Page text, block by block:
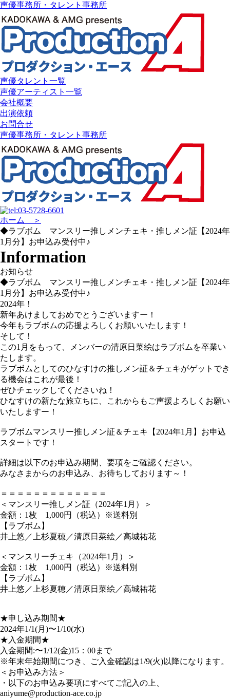
声優事務所・タレント事務所
声優タレント一覧
声優アーティスト一覧
会社概要
出演依頼
お問合せ
声優事務所・タレント事務所
ホーム ＞
◆ラブボム マンスリー推しメンチェキ・推しメン証【2024年
1月分】お申込み受付中♪
Information
お知らせ
◆ラブボム マンスリー推しメンチェキ・推しメン証【2024年
1月分】お申込み受付中♪
2024年！
新年あけましておめでとうございますー！
今年もラブボムの応援よろしくお願いいたします！
そして！
この1月をもって、メンバーの清原日菜絵はラブボムを卒業い
たします。
ラブボムとしてのひなすけの推しメン証＆チェキがゲットでき
る機会はこれが最後！
ぜひチェックしてくださいね！
ひなすけの新たな旅立ちに、これからもご声援よろしくお願い
いたしますー！
ラブボムマンスリー推しメン証＆チェキ【2024年1月】お申込
スタートです！
詳細は以下のお申込み期間、要項をご確認ください。
みなさまからのお申込み、お待ちしております～！
＝＝＝＝＝＝＝＝＝＝＝＝＝
＜マンスリー推しメン証（2024年1月）＞
金額：1枚 1,000円（税込）※送料別
【ラブボム】
井上悠／上杉夏穂／清原日菜絵／高城祐花
＜マンスリーチェキ（2024年1月）＞
金額：1枚 1,000円（税込）※送料別
【ラブボム】
井上悠／上杉夏穂／清原日菜絵／高城祐花
★申し込み期間★
2024年1/1(月)〜1/10(水)
★入金期間★
入金期間:〜1/12(金)15：00まで
※年末年始期間につき、ご入金確認は1/9(火)以降になります。
＜お申込み方法＞
・以下のお申込み要項にすべてご記入の上、
aniyume@production-ace.co.jp